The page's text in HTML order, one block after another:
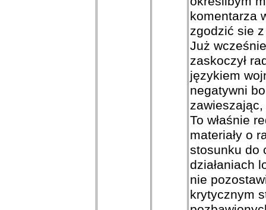
komentarza
zgodzić sie
Już
zaskoczył
językiem
negatywni
To właśnie
materiały o
stosunku do
działaniach
nie
krytycznym